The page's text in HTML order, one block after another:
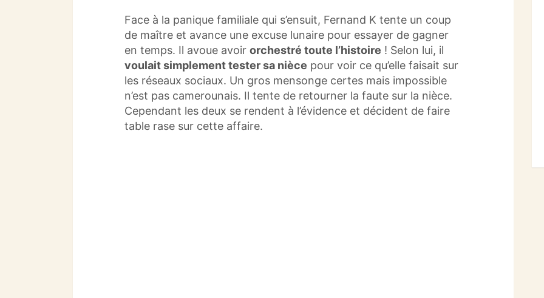
Face à la panique familiale qui s’ensuit, Fernand K tente un coup
de maître et avance une excuse lunaire pour essayer de gagner
en temps. Il avoue avoir orchestré toute l’histoire ! Selon lui, il
voulait simplement tester sa nièce pour voir ce qu’elle faisait sur
les réseaux sociaux. Un gros mensonge certes mais impossible
n’est pas camerounais. Il tente de retourner la faute sur la nièce.
Cependant les deux se rendent à l’évidence et décident de faire
table rase sur cette affaire.